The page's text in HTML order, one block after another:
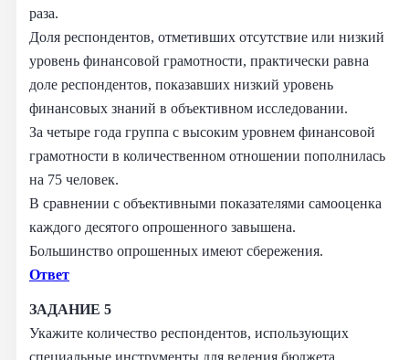
раза.
Доля респондентов, отметивших отсутствие или низкий
уровень финансовой грамотности, практически равна
доле респондентов, показавших низкий уровень
финансовых знаний в объективном исследовании.
За четыре года группа с высоким уровнем финансовой
грамотности в количественном отношении пополнилась
на 75 человек.
В сравнении с объективными показателями самооценка
каждого десятого опрошенного завышена.
Большинство опрошенных имеют сбережения.
Ответ
ЗАДАНИЕ 5
Укажите количество респондентов, использующих